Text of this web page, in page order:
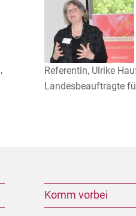
Referentin, Ulrike
Landesbeauftragte
Komm vorbei